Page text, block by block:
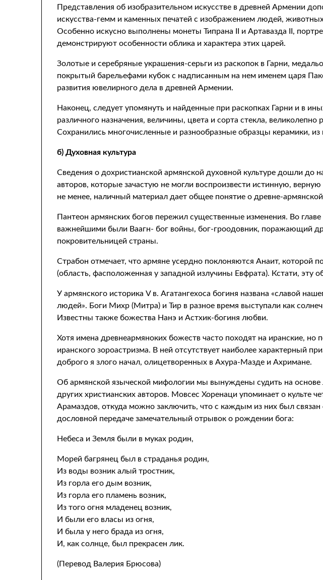
Представления об изобразительном искусстве в древней Армении
искусства-гемм и каменных печатей с изображением людей,
Особенно искусно выполнены монеты Типрана II и Артавазда II,
демонстрируют особенности облика и характера этих царей.
Золотые и серебряные украшения-серьги из раскопок в Гарни,
покрытый барельефами кубок с надписанным на нем именем царя
развития ювелирного дела в древней Армении.
Наконец, следует упомянуть и найденные при раскопках Гарни и в
различного назначения, величины, цвета и сорта стекла,
Сохранились многочисленные и разнообразные образцы керамики,
б) Духовная культура
Сведения о дохристианской армянской духовной культуре дошли до
авторов, которые зачастую не могли воспроизвести истинную,
не менее, наличный материал дает общее понятие о древне-
Пантеон армянских богов пережил существенные изменения. Во
важнейшими были Ваагн- бог войны, бог-гроодовник, поражающий
покровительницей страны.
Страбон отмечает, что армяне усердно поклоняются Анаит,
(область, фасположенная у западной излучины Евфрата). Кстати, эту
У армянского историка V в. Агатангехоса богиня названа «славой
людей». Боги Михр (Митра) и Тир в разное время выступали как
Известны также божества Нанэ и Астхик-богиня любви.
Хотя имена древнеармяноких божеств часто походят на иранские,
иранского зороастризма. В ней отсутствует наиболее характерный
доброго я злого начал, олицетворенных в Ахура-Мазде и Ахримане.
Об армянской языческой мифологии мы вынуждены судить на
других христианских авторов. Мовсес Хоренаци упоминает о культе
Арамаздов, откуда можно заключить, что с каждым из них был
дословной передаче замечательный отрывок о рождении бога:
Небеса и Земля были в муках родин,
Морей багрянец был в страданья родин,
Из воды возник алый тростник,
Из горла его дым возник,
Из горла его пламень возник,
Из того огня младенец возник,
И были его власы из огня,
И была у него брада из огня,
И, как солнце, был прекрасен лик.
(Перевод Валерия Брюсова)